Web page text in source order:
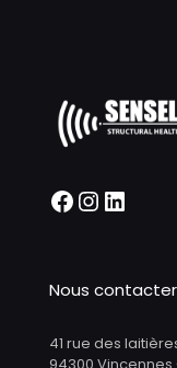
Nous contacter
41 rue des
94300 Vincennes